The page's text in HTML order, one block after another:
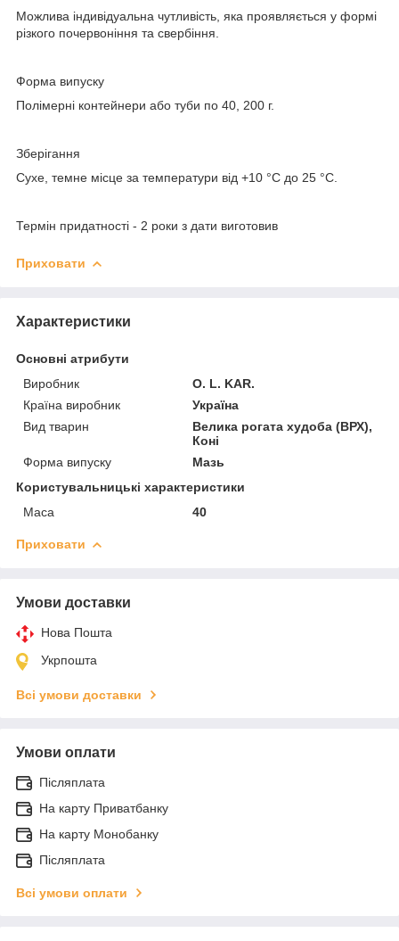
Можлива індивідуальна чутливість, яка проявляється у формі
різкого почервоніння та свербіння.
Форма випуску
Полімерні контейнери або туби по 40, 200 г.
Зберігання
Сухе, темне місце за температури від +10 °C до 25 °C.
Термін придатності - 2 роки з дати виготовив
Приховати
Характеристики
Основні атрибути
Виробник
O. L. KAR.
Країна виробник
Україна
Вид тварин
Велика рогата худоба (ВРХ),
Коні
Форма випуску
Мазь
Користувальницькі характеристики
Маса
40
Приховати
Умови доставки
Нова Пошта
Укрпошта
Всі умови доставки
Умови оплати
Післяплата
На карту Приватбанку
На карту Монобанку
Післяплата
Всі умови оплати